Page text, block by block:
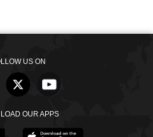
US ON
OUR APPS